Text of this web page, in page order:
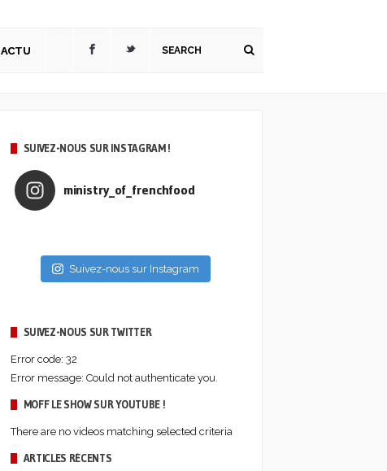
ACTU
SUIVEZ-NOUS SUR INSTAGRAM !
ministry_of_frenchfood
Suivez-nous sur Instagram
SUIVEZ-NOUS SUR TWITTER
Error code: 32
Error message: Could not authenticate you.
MOFF LE SHOW SUR YOUTUBE !
There are no videos matching selected criteria
ARTICLES RÉCENTS